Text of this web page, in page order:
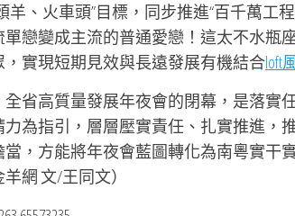
羊、火車頭”目標，同步推進“百千萬工
戀變成主流的普通愛戀！這太不水瓶
實現短期見效與長遠發展有機結合loft
省高質量發展年夜會的閉幕，是落實
為指引，層層壓實責任、扎實推進，
當，方能將年夜會藍圖轉化為南粵實干
網 文/王同文）